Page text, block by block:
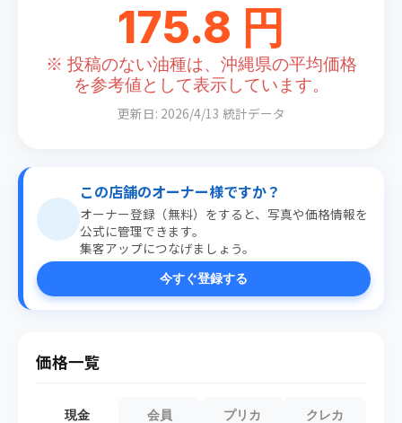
175.8 円
※ 投稿のない油種は、沖縄県の平均価格
を参考値として表示しています。
更新日: 2026/4/13 統計データ
この店舗のオーナー様ですか？
オーナー登録（無料）をすると、写真や価格情報を
公式に管理できます。
集客アップにつなげましょう。
今すぐ登録する
価格一覧
現金 会員 プリカ クレカ